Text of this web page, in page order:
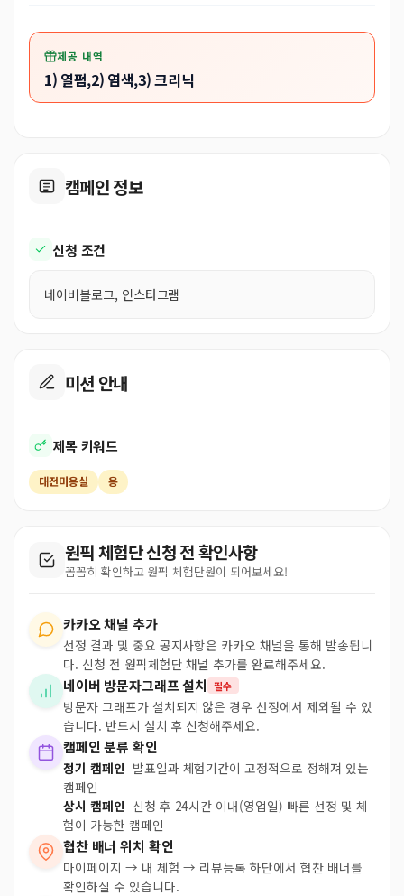
제공 내역
1) 열펌,2) 염색,3) 크리닉
캠페인 정보
신청 조건
네이버블로그, 인스타그램
미션 안내
제목 키워드
대전미용실 용
원픽 체험단 신청 전 확인사항
꼼꼼히 확인하고 원픽 체험단원이 되어보세요!
카카오 채널 추가
선정 결과 및 중요 공지사항은 카카오 채널을 통해 발송됩니
다. 신청 전 원픽체험단 채널 추가를 완료해주세요.
네이버 방문자그래프 설치 필수
방문자 그래프가 설치되지 않은 경우 선정에서 제외될 수 있
습니다. 반드시 설치 후 신청해주세요.
캠페인 분류 확인
정기 캠페인 발표일과 체험기간이 고정적으로 정해져 있는
캠페인
상시 캠페인 신청 후 24시간 이내(영업일) 빠른 선정 및 체
험이 가능한 캠페인
협찬 배너 위치 확인
마이페이지 → 내 체험 → 리뷰등록 하단에서 협찬 배너를
확인하실 수 있습니다.